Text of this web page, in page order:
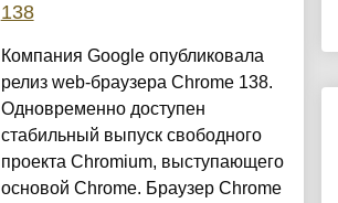
138
Компания Google опубликовала
релиз web-браузера Chrome 138.
Одновременно доступен
стабильный выпуск свободного
проекта Chromium, выступающего
основой Chrome. Браузер Chrome